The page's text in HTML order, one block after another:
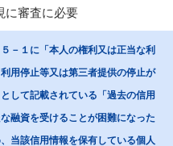
に審査に必要
－１に「本人の権利又は正当な利
用停止等又は第三者提供の停止が
して記載されている「過去の信用
融資を受けることが困難になった
当該信用情報を保有している個人